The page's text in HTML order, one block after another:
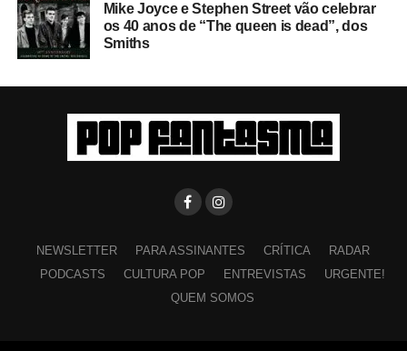
Mike Joyce e Stephen Street vão celebrar
os 40 anos de “The queen is dead”, dos
Smiths
NEWSLETTER PARA ASSINANTES CRÍTICA
RADAR
PODCASTS
CULTURA POP ENTREVISTAS
URGENTE!
QUEM SOMOS